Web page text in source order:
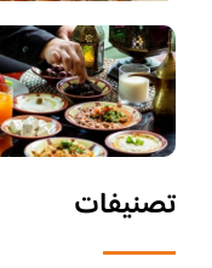
تصنيفات